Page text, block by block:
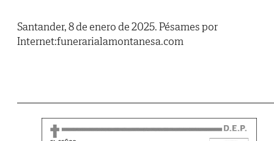
Santander, 8 de enero de 2025. Pésames por
Internet:funerarialamontanesa.com